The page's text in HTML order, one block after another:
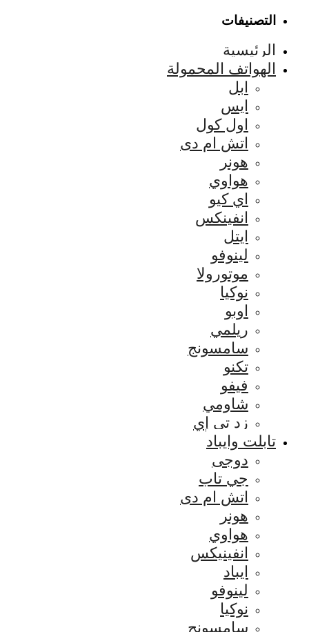
التصنيفات
الرئيسية
الهواتف المحمولة
ابل
ايس
اول كول
اتش ام دى
هونر
هواوي
اي كيو
انفينكس
ايتل
لينوفو
موتورولا
نوكيا
اوبو
ريلمي
سامسونج
تكنو
فيفو
شاومي
زد تي إي
تابلت وايباد
دوجى
جي تاب
اتش ام دى
هونر
هواوي
انفينيكس
ايباد
لينوفو
نوكيا
سامسونج